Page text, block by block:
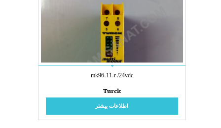
mk96-11-r /24vdc
Turck
اطلاعات بیشتر